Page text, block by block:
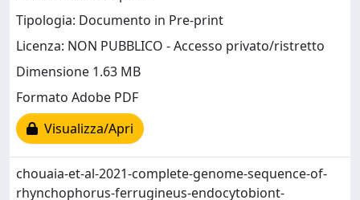
Tipologia: Documento in Pre-print
Licenza: NON PUBBLICO - Accesso privato/ristretto
Dimensione 1.63 MB
Formato Adobe PDF
Visualizza/Apri
chouaia-et-al-2021-complete-genome-sequence-of-
rhynchophorus-ferrugineus-endocytobiont-